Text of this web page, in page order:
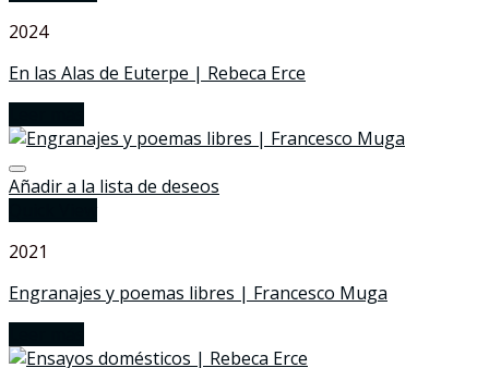
2024
En las Alas de Euterpe | Rebeca Erce
Añadir a la lista de deseos
2021
Engranajes y poemas libres | Francesco Muga